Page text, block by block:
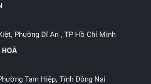
Phường Dĩ An , TP Hồ Chí Minh
Tam Hiệp, Tỉnh Đồng Nai